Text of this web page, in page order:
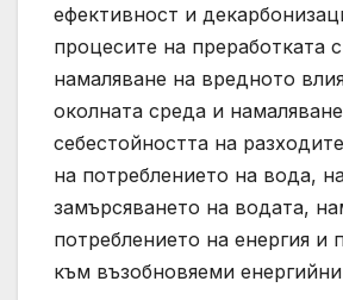
ефективност и
процесите на преработката
намаляване на вредното
околната среда и
себестойността на
на потреблението на вода,
замърсяването на водата,
потреблението на енергия и
към възобновяеми